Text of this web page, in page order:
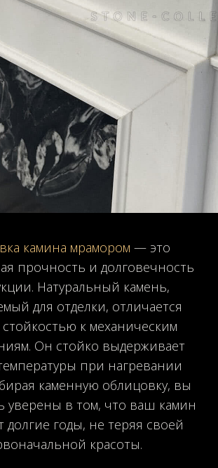
камина мрамором — это
прочность и долговечность
Натуральный камень,
для отделки, отличается
к механическим
Он стойко выдерживает
при нагревании
каменную облицовку, вы
уверены в том, что ваш камин
долгие годы, не теряя своей
красоты.